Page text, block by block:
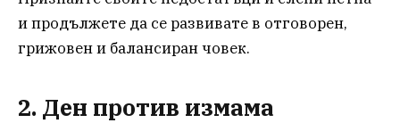
и продължете да се развивате в отговорен,
грижовен и балансиран човек.
2. Ден против измама